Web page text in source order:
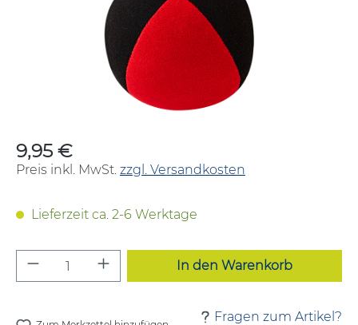
Regulärer Preis:
9,95 €
Preis inkl. MwSt. zzgl. Versandkosten
Lieferzeit ca. 2-6 Werktage
Produkt Anzahl: Gib den
In den Warenkorb
Fragen zum Artikel?